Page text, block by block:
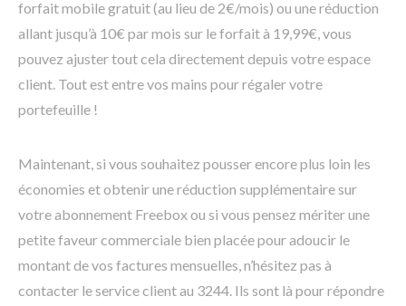
forfait mobile gratuit (au lieu de 2€/mois) ou une réduction
allant jusqu’à 10€ par mois sur le forfait à 19,99€, vous
pouvez ajuster tout cela directement depuis votre espace
client. Tout est entre vos mains pour régaler votre
portefeuille !
Maintenant, si vous souhaitez pousser encore plus loin les
économies et obtenir une réduction supplémentaire sur
votre abonnement Freebox ou si vous pensez mériter une
petite faveur commerciale bien placée pour adoucir le
montant de vos factures mensuelles, n’hésitez pas à
contacter le service client au 3244. Ils sont là pour répondre